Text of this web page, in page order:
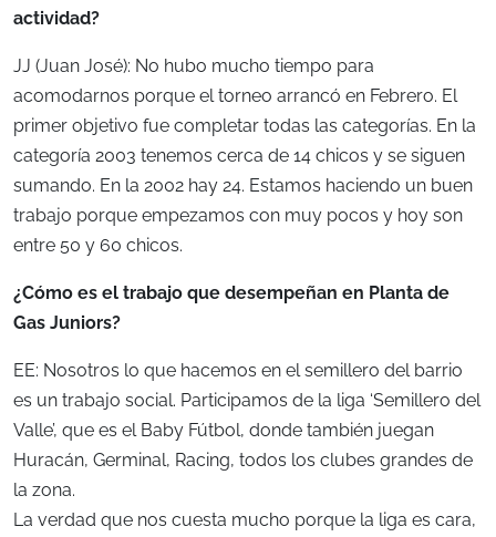
actividad?
JJ (Juan José): No hubo mucho tiempo para
acomodarnos porque el torneo arrancó en Febrero. El
primer objetivo fue completar todas las categorías. En la
categoría 2003 tenemos cerca de 14 chicos y se siguen
sumando. En la 2002 hay 24. Estamos haciendo un buen
trabajo porque empezamos con muy pocos y hoy son
entre 50 y 60 chicos.
¿Cómo es el trabajo que desempeñan en Planta de
Gas Juniors?
EE: Nosotros lo que hacemos en el semillero del barrio
es un trabajo social. Participamos de la liga ‘Semillero del
Valle’, que es el Baby Fútbol, donde también juegan
Huracán, Germinal, Racing, todos los clubes grandes de
la zona.
La verdad que nos cuesta mucho porque la liga es cara,